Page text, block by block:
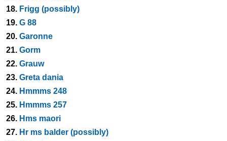
18. Frigg (possibly)
19. G 88
20. Garonne
21. Gorm
22. Grauw
23. Greta dania
24. Hmmms 248
25. Hmmms 257
26. Hms maori
27. Hr ms balder (possibly)